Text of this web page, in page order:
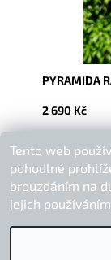
PYRAMIDA
2 690 Kč
Buďte první,
Přidat
Tento web
pohodlné
brouzdáním na
jejich